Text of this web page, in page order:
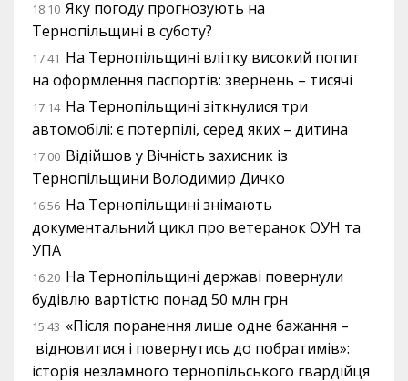
18:10 Яку погоду прогнозують на
Тернопільщині в суботу?
17:41 На Тернопільщині влітку високий попит
на оформлення паспортів: звернень – тисячі
17:14 На Тернопільщині зіткнулися три
автомобілі: є потерпілі, серед яких – дитина
17:00 Відійшов у Вічність захисник із
Тернопільщини Володимир Дичко
16:56 На Тернопільщині знімають
документальний цикл про ветеранок ОУН та
УПА
16:20 На Тернопільщині державі повернули
будівлю вартістю понад 50 млн грн
15:43 «Після поранення лише одне бажання –
відновитися і повернутись до побратимів»:
історія незламного тернопільського гвардійця